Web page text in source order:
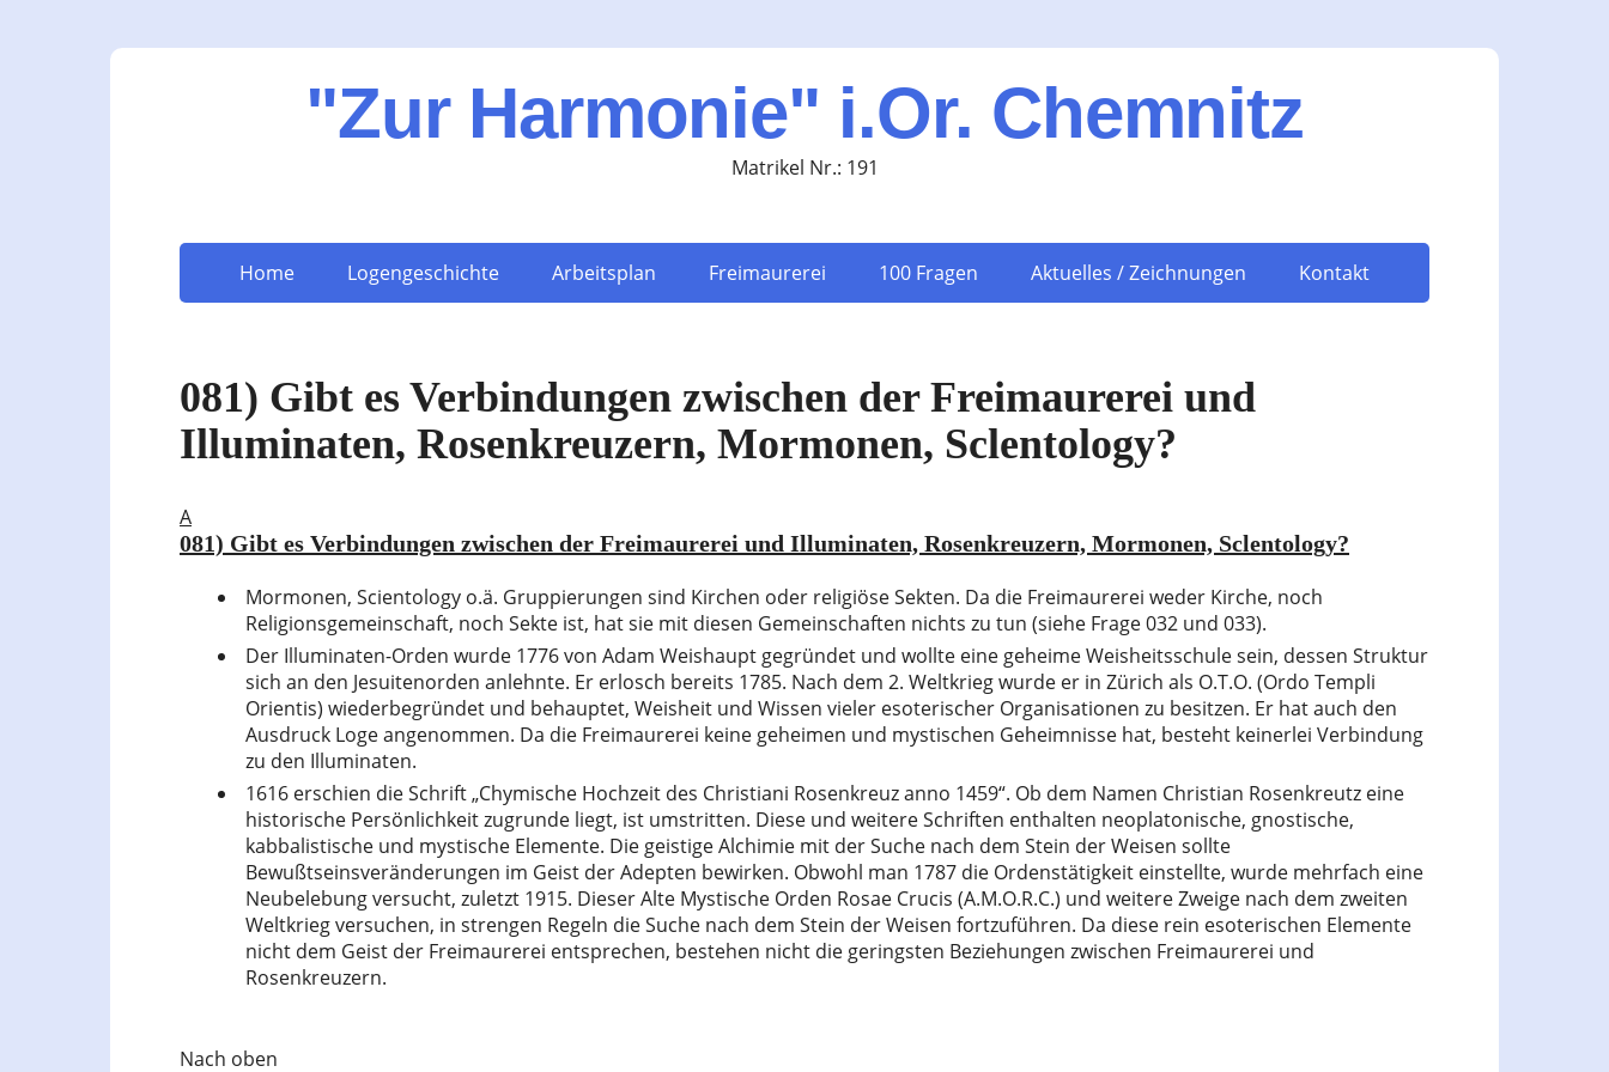
"Zur Harmonie" i.Or. Chemnitz
Matrikel Nr.: 191
Home Logengeschichte Arbeitsplan Freimaurerei 100 Fragen Aktuelles / Zeichnungen Kontakt
081) Gibt es Verbindungen zwischen der Freimaurerei und
Illuminaten, Rosenkreuzern, Mormonen, Sclentology?
A
081) Gibt es Verbindungen zwischen der Freimaurerei und Illuminaten, Rosenkreuzern, Mormonen, Sclentology?
Mormonen, Scientology o.ä. Gruppierungen sind Kirchen oder religiöse Sekten. Da die Freimaurerei weder Kirche, noch
Religionsgemeinschaft, noch Sekte ist, hat sie mit diesen Gemeinschaften nichts zu tun (siehe Frage 032 und 033).
Der Illuminaten-Orden wurde 1776 von Adam Weishaupt gegründet und wollte eine geheime Weisheitsschule sein, dessen Struktur
sich an den Jesuitenorden anlehnte. Er erlosch bereits 1785. Nach dem 2. Weltkrieg wurde er in Zürich als O.T.O. (Ordo Templi
Orientis) wiederbegründet und behauptet, Weisheit und Wissen vieler esoterischer Organisationen zu besitzen. Er hat auch den
Ausdruck Loge angenommen. Da die Freimaurerei keine geheimen und mystischen Geheimnisse hat, besteht keinerlei Verbindung
zu den Illuminaten.
1616 erschien die Schrift „Chymische Hochzeit des Christiani Rosenkreuz anno 1459“. Ob dem Namen Christian Rosenkreutz eine
historische Persönlichkeit zugrunde liegt, ist umstritten. Diese und weitere Schriften enthalten neoplatonische, gnostische,
kabbalistische und mystische Elemente. Die geistige Alchimie mit der Suche nach dem Stein der Weisen sollte
Bewußtseinsveränderungen im Geist der Adepten bewirken. Obwohl man 1787 die Ordenstätigkeit einstellte, wurde mehrfach eine
Neubelebung versucht, zuletzt 1915. Dieser Alte Mystische Orden Rosae Crucis (A.M.O.R.C.) und weitere Zweige nach dem zweiten
Weltkrieg versuchen, in strengen Regeln die Suche nach dem Stein der Weisen fortzuführen. Da diese rein esoterischen Elemente
nicht dem Geist der Freimaurerei entsprechen, bestehen nicht die geringsten Beziehungen zwischen Freimaurerei und
Rosenkreuzern.
Nach oben